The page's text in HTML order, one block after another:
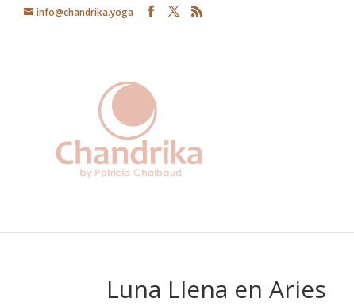
info@chandrika.yoga
Luna Llena en Aries